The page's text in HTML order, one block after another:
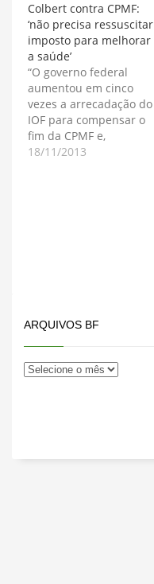
Colbert contra CPMF:
‘não precisa ressuscitar
imposto para melhorar
a saúde’
“O governo federal
aumentou em cinco
vezes a arrecadação do
IOF para compensar o
fim da CPMF e,
portanto, não precisa
parlamentar…
18/11/2013
ARQUIVOS BF